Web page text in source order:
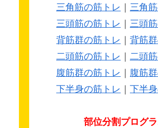
三角筋の筋トレ ｜ 三角
三頭筋の筋トレ ｜ 三頭
背筋群の筋トレ ｜ 背筋
二頭筋の筋トレ ｜ 二頭
腹筋群の筋トレ ｜ 腹筋
下半身の筋トレ ｜ 下半
部位分割プログ